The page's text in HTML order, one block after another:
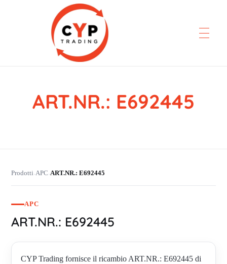
CYP Trading
Professionelle Ersatzteilbeschaffung
ART.NR.: E692445
Prodotti›APC›ART.NR.: E692445
APC
ART.NR.: E692445
CYP Trading fornisce il ricambio ART.NR.: E692445 di